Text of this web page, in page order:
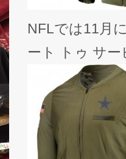
NFLでは11月
ート トゥ サー